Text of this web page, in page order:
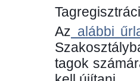
Az alábbi
tagok